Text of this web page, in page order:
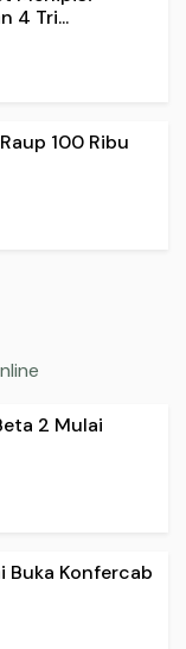
4 Tri...
100 Ribu
2 Mulai
Buka Konfercab